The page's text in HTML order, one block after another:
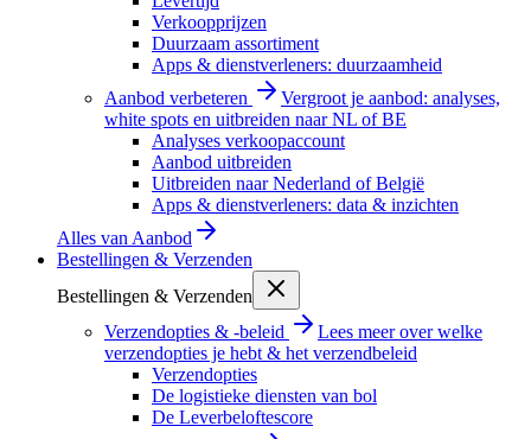
Verkoopprijzen
Duurzaam assortiment
Apps & dienstverleners: duurzaamheid
Aanbod verbeteren
Vergroot je aanbod: analyses,
white spots en uitbreiden naar NL of BE
Analyses verkoopaccount
Aanbod uitbreiden
Uitbreiden naar Nederland of België
Apps & dienstverleners: data & inzichten
Alles van Aanbod
Bestellingen & Verzenden
Bestellingen & Verzenden
Verzendopties & -beleid
Lees meer over welke
verzendopties je hebt & het verzendbeleid
Verzendopties
De logistieke diensten van bol
De Leverbeloftescore